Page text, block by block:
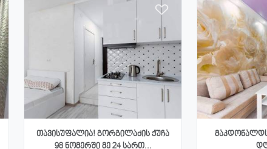
თავისუფალია! გორგილაძის ქუჩა
98 ნომერში მე 24 სართ...